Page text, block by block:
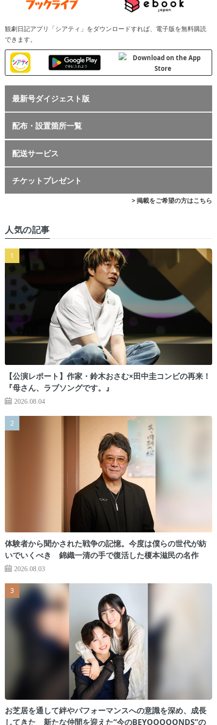
観劇日記アプリ「シアティ」をダウンロードすれば、電子版を無料購読
できます。
最新号ダイジェスト版
配布・設置箇所一覧
配送サービス
チケットプレゼント
> 掲載をご希望の方はこちら
人気の記事
【公演レポート】作家・鈴木おさむ×田中圭コンビの再来！
『母さん、ラブソングです。』
2026.08.04
体験者から聞かされた戦争の記憶。今度は僕らの世代が紡
いでいくべき 錦織一清の手で復活した榎本滋民の名作
2026.08.03
お芝居を通して絆やパフォーマンスへの意識を深め、成長
してきた 新たな仲間を迎えた“今のBEYOOOOONDS”の